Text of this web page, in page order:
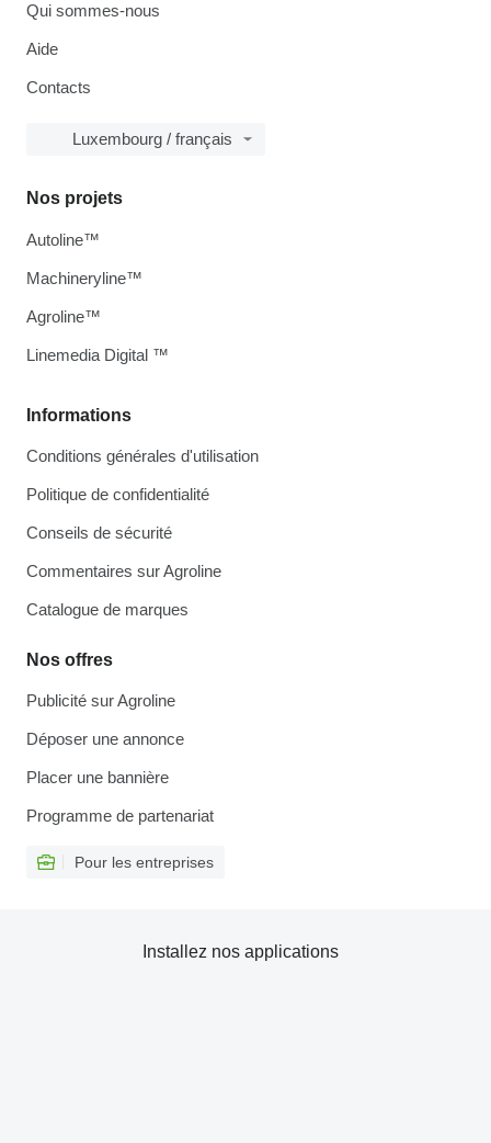
Qui sommes-nous
Aide
Contacts
Luxembourg / français
Informations
Conditions générales d'utilisation
Politique de confidentialité
Conseils de sécurité
Commentaires sur Agroline
Catalogue de marques
Nos offres
Publicité sur Agroline
Déposer une annonce
Placer une bannière
Programme de partenariat
Pour les entreprises
Nos projets
Autoline™
Machineryline™
Agroline™
Linemedia Digital ™
Installez nos applications